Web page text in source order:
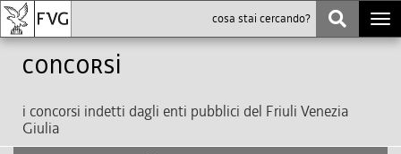
Concorsi
i concorsi indetti dagli enti pubblici del Friuli Venezia
Giulia